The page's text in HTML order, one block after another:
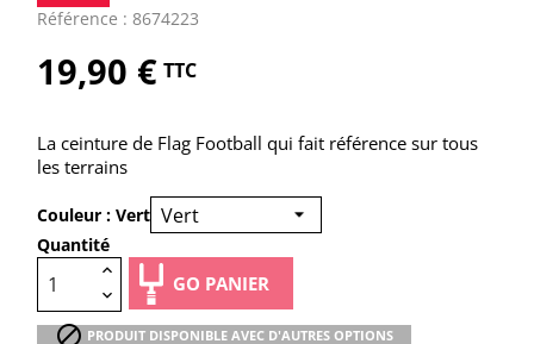
Référence : 8674223
19,90 € TTC
La ceinture de Flag Football qui fait référence sur tous
les terrains
Couleur : Vert
Quantité
GO PANIER
 PRODUIT DISPONIBLE AVEC D'AUTRES OPTIONS